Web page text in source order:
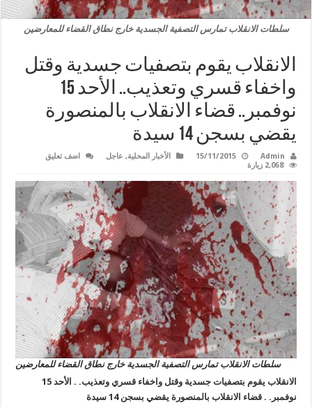
سلطات الانقلاب تمارس التصفية الجسدية خارج نطاق القضاء للمعارضين
الانقلاب يقوم بتصفيات جسدية وقتل
واخفاء قسري وتعذيب.. الأحد 15
نوفمبر.. قضاء الانقلاب بالمنصورة
يقضي بسجن 14 سيدة
Admin
15/11/2015 الأخبار المحلية, عاجل
اضف تعليق
2,068 زيارة
سلطات الانقلاب تمارس التصفية الجسدية خارج نطاق القضاء للمعارضين
الانقلاب يقوم بتصفيات جسدية وقتل واخفاء قسري وتعذيب. . الأحد 15
نوفمبر. . قضاء الانقلاب بالمنصورة يقضي بسجن 14 سيدة